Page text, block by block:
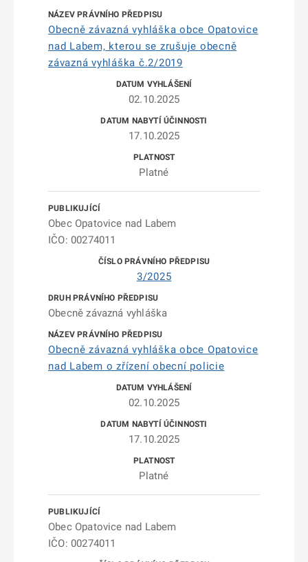
Obecně závazná vyhláška obce Opatovice
nad Labem, kterou se zrušuje obecně
závazná vyhláška č.2/2019
02.10.2025
17.10.2025
Platné
Obec Opatovice nad Labem
IČO: 00274011
3/2025
Obecně závazná vyhláška
Obecně závazná vyhláška obce Opatovice
nad Labem o zřízení obecní policie
02.10.2025
17.10.2025
Platné
Obec Opatovice nad Labem
IČO: 00274011